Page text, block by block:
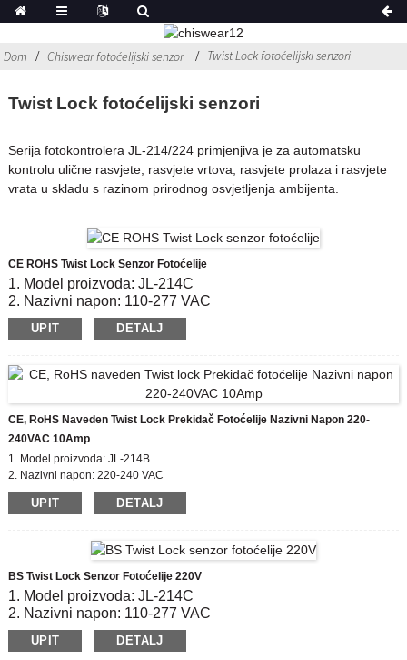
Dom Chiswear fotoćelijski senzor Twist Lock fotoćelijski senzori
Twist Lock fotoćelijski senzori
Serija fotokontrolera JL-214/224 primjenjiva je za automatsku
kontrolu ulične rasvjete, rasvjete vrtova, rasvjete prolaza i rasvjete
vrata u skladu s razinom prirodnog osvjetljenja ambijenta.
CE ROHS Twist Lock Senzor Fotoćelije
1. Model proizvoda: JL-214C
2. Nazivni napon: 110-277 VAC
3. On / OFF Razina luksa: 6 Lx uključeno;50 Lx popusta
.Sukladan standardu: CE, ROHS
UPIT DETALJ
CE, RoHS Naveden Twist Lock Prekidač Fotoćelije Nazivni Napon 220-
240VAC 10Amp
1. Model proizvoda: JL-214B
2. Nazivni napon: 220-240 VAC
3. On / OFF Razina luksa: 6 Lx uključeno;50 Lx popusta
4. Električni život: 5000
UPIT DETALJ
BS Twist Lock Senzor Fotoćelije 220V
1. Model proizvoda: JL-214C
2. Nazivni napon: 110-277 VAC
3. On / OFF Razina luksa: 6 Lx uključeno;50 Lx popusta
4. Električni život: 5000
UPIT DETALJ